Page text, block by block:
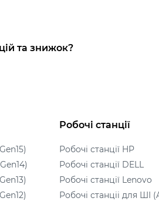
та знижок?
Робочі станції
Робочі станції HP
Робочі станції DELL
Робочі станції Lenovo
Робочі станціі для ШІ